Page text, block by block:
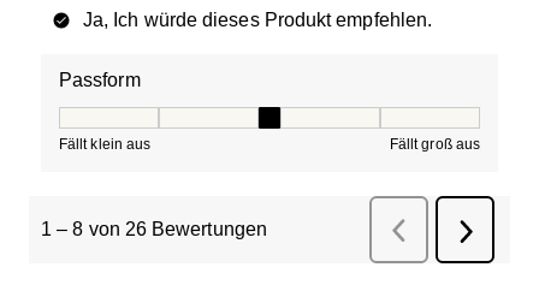
Ja, Ich würde dieses Produkt empfehlen.
Passform
Fällt klein aus Fällt groß aus
1 – 8 von 26 Bewertungen Zurück Bewertungen
Weiter